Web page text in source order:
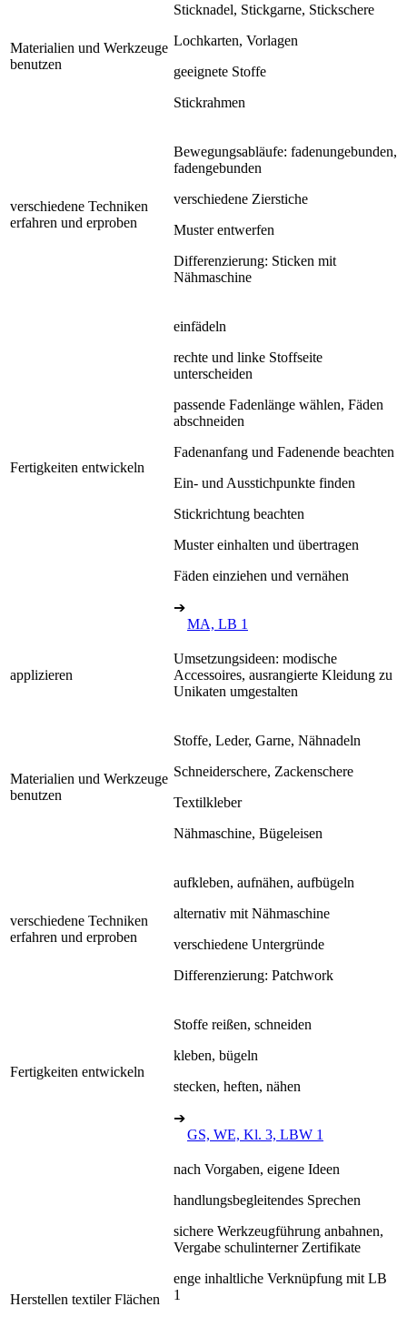
Materialien und Werkzeuge
benutzen
Sticknadel, Stickgarne, Stickschere
Lochkarten, Vorlagen
geeignete Stoffe
Stickrahmen
verschiedene Techniken
erfahren und erproben
Bewegungsabläufe: fadenungebunden,
fadengebunden
verschiedene Zierstiche
Muster entwerfen
Differenzierung: Sticken mit
Nähmaschine
Fertigkeiten entwickeln
einfädeln
rechte und linke Stoffseite
unterscheiden
passende Fadenlänge wählen, Fäden
abschneiden
Fadenanfang und Fadenende beachten
Ein- und Ausstichpunkte finden
Stickrichtung beachten
Muster einhalten und übertragen
Fäden einziehen und vernähen
➔
MA, LB 1
applizieren
Umsetzungsideen: modische
Accessoires, ausrangierte Kleidung zu
Unikaten umgestalten
Materialien und Werkzeuge
benutzen
Stoffe, Leder, Garne, Nähnadeln
Schneiderschere, Zackenschere
Textilkleber
Nähmaschine, Bügeleisen
verschiedene Techniken
erfahren und erproben
aufkleben, aufnähen, aufbügeln
alternativ mit Nähmaschine
verschiedene Untergründe
Differenzierung: Patchwork
Fertigkeiten entwickeln
Stoffe reißen, schneiden
kleben, bügeln
stecken, heften, nähen
➔
GS, WE, Kl. 3, LBW 1
Herstellen textiler Flächen
nach Vorgaben, eigene Ideen
handlungsbegleitendes Sprechen
sichere Werkzeugführung anbahnen,
Vergabe schulinterner Zertifikate
enge inhaltliche Verknüpfung mit LB
1